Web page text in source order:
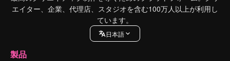
エイター、企業、代理店、スタジオを含む100万人以上が利用し
ています。
日本語
製品